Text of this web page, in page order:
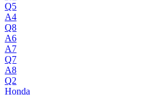
Q5
A4
Q8
A6
A7
Q7
A8
Q2
Honda